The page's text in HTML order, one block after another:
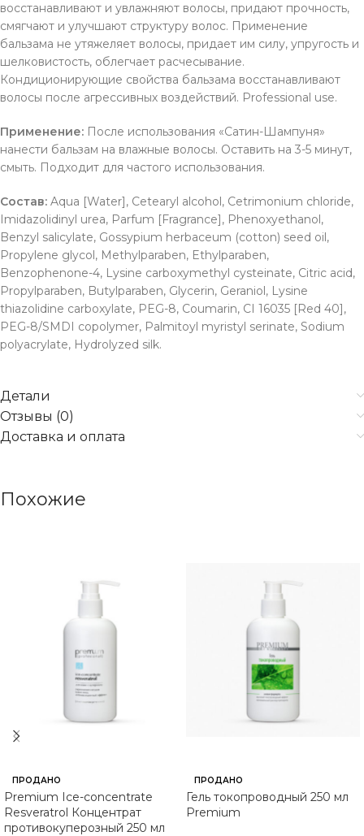
восстанавливают и увлажняют волосы, придают прочность,
смягчают и улучшают структуру волос. Применение
бальзама не утяжеляет волосы, придает им силу, упругость и
шелковистость, облегчает расчесывание.
Кондиционирующие свойства бальзама восстанавливают
волосы после агрессивных воздействий. Professional use.
Применение: После использования «Сатин-Шампуня»
нанести бальзам на влажные волосы. Оставить на 3-5 минут,
смыть. Подходит для частого использования.
Состав: Aqua [Water], Cetearyl alcohol, Cetrimonium chloride,
Imidazolidinyl urea, Parfum [Fragrance], Phenoxyethanol,
Benzyl salicylate, Gossypium herbaceum (cotton) seed oil,
Propylene glycol, Methylparaben, Ethylparaben,
Benzophenone-4, Lysine carboxymethyl cysteinate, Citric acid,
Propylparaben, Butylparaben, Glycerin, Geraniol, Lysine
thiazolidine carboxylate, PEG-8, Coumarin, CI 16035 [Red 40],
PEG-8/SMDI copolymer, Palmitoyl myristyl serinate, Sodium
polyacrylate, Hydrolyzed silk.
Детали
Отзывы (0)
Доставка и оплата
Похожие
ПРОДАНО
Premium Ice-concentrate
Resveratrol Концентрат
противокуперозный 250 мл
ПРОДАНО
Гель токопроводный 250 мл
Premium